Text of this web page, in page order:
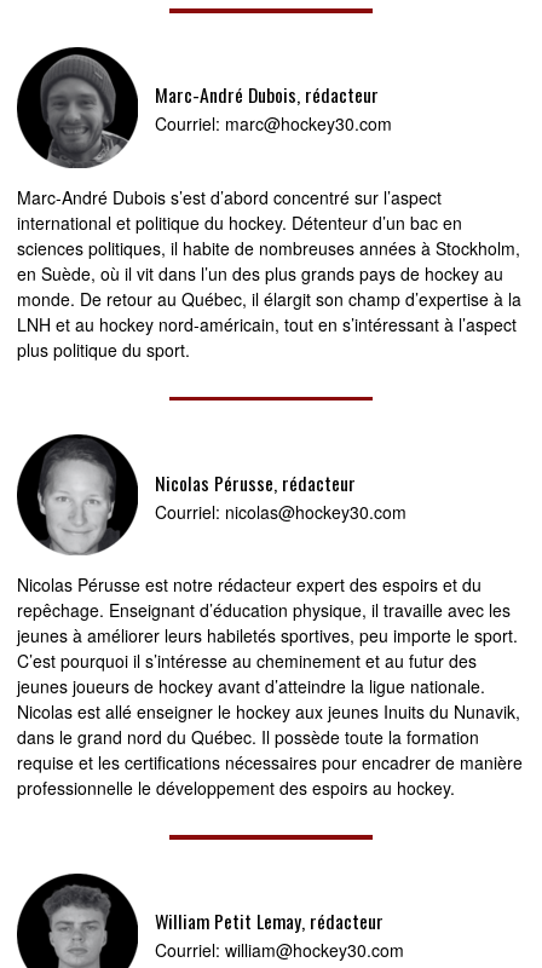
Marc-André Dubois, rédacteur
Courriel: marc@hockey30.com
Marc-André Dubois s’est d’abord concentré sur l’aspect
international et politique du hockey. Détenteur d’un bac en
sciences politiques, il habite de nombreuses années à Stockholm,
en Suède, où il vit dans l’un des plus grands pays de hockey au
monde. De retour au Québec, il élargit son champ d’expertise à la
LNH et au hockey nord-américain, tout en s’intéressant à l’aspect
plus politique du sport.
Nicolas Pérusse, rédacteur
Courriel: nicolas@hockey30.com
Nicolas Pérusse est notre rédacteur expert des espoirs et du
repêchage. Enseignant d’éducation physique, il travaille avec les
jeunes à améliorer leurs habiletés sportives, peu importe le sport.
C’est pourquoi il s’intéresse au cheminement et au futur des
jeunes joueurs de hockey avant d’atteindre la ligue nationale.
Nicolas est allé enseigner le hockey aux jeunes Inuits du Nunavik,
dans le grand nord du Québec. Il possède toute la formation
requise et les certifications nécessaires pour encadrer de manière
professionnelle le développement des espoirs au hockey.
William Petit Lemay, rédacteur
Courriel: william@hockey30.com